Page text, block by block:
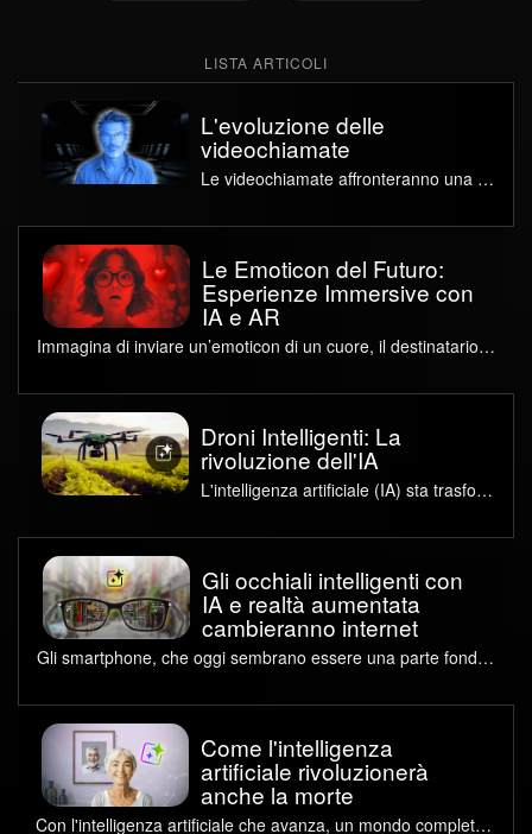
LISTA ARTICOLI
L'evoluzione delle
videochiamate
Le videochiamate affronteranno una vera e propria rivoluzione con l’introduzione di IA, AR e smart glasses.
Le Emoticon del Futuro:
Esperienze Immersive con
IA e AR
Immagina di inviare un’emoticon di un cuore, il destinatario indossando gli occhiali intelligenti verrà circondato da un’animazione che riempie lo spazio intorno a lui, accompagnata da suoni o effetti visivi.
Droni Intelligenti: La
rivoluzione dell'IA
L'intelligenza artificiale (IA) sta trasformando rapidamente il panorama tecnologico, trovando applicazioni sempre più sofisticate nei droni. Questi dispositivi, originariamente pensati per scopi militari o di semplice intrattenimento, stanno evolvendo in strumenti complessi e intelligenti, capaci di compiere missioni autonome e adattarsi a contesti dinamici.
Gli occhiali intelligenti con
IA e realtà aumentata
cambieranno internet
Gli smartphone, che oggi sembrano essere una parte fondamentale della nostra vita quotidiana, potrebbero presto diventare un ricordo lontano. L'avanzamento della tecnologia ci sta conducendo verso un futuro in cui gli smart glasses – occhiali intelligenti – diventeranno il centro della nostra interazione digitale.
Come l'intelligenza
artificiale rivoluzionerà
anche la morte
Con l'intelligenza artificiale che avanza, un mondo completamente nuovo si apre davanti a noi, ma cosa accadrà quando non si limiterà solo a migliorare le nostre giornate, ma cambierà anche il nostro rapporto con la morte?